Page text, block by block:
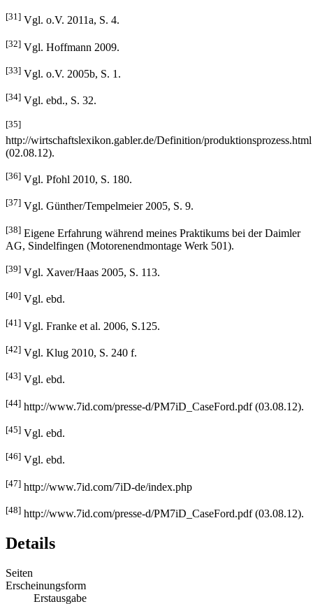
[30] Vgl. Reiling 2010.
[31] Vgl. o.V. 2011a, S. 4.
[32] Vgl. Hoffmann 2009.
[33] Vgl. o.V. 2005b, S. 1.
[34]
[35]
(02.08.12).
[36] Vgl. Pfohl 2010, S. 180.
[37] Vgl. Günther/Tempelmeier 2005, S. 9.
AG, Sindelfingen (Motorenendmontage Werk 501).
[39] Vgl. Xaver/Haas 2005, S. 113.
[40] Vgl. ebd.
[41] Vgl. Franke et al. 2006, S.125.
[42] Vgl. Klug 2010, S. 240 f.
[43] Vgl. ebd.
[44] http://www.7id.com/presse-d/PM7iD_CaseFord.pdf (03.08.12).
[45] Vgl. ebd.
[46] Vgl. ebd.
[47] http://www.7id.com/7iD-de/index.php
http://www.7id.com/presse-d/PM7iD_CaseFord.pdf (03.08.12).
Details